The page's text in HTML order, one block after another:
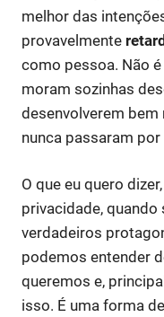
melhor das
provavelmente
como pessoa. Não
moram sozinhas
desenvolverem
nunca passaram
O que eu quero
privacidade,
verdadeiros
podemos entender
queremos e,
isso. É uma forma